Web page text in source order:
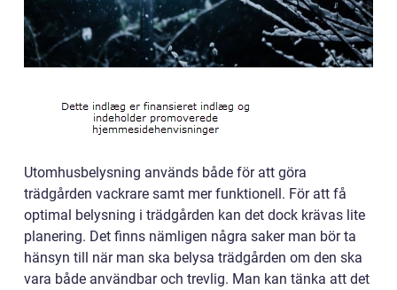
Utomhusbelysning används både för att göra
trädgården vackrare samt mer funktionell. För att få
optimal belysning i trädgården kan det dock krävas lite
planering. Det finns nämligen några saker man bör ta
hänsyn till när man ska belysa trädgården om den ska
vara både användbar och trevlig. Man kan tänka att det